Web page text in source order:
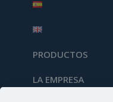
PRODUCTOS
LA EMPRESA